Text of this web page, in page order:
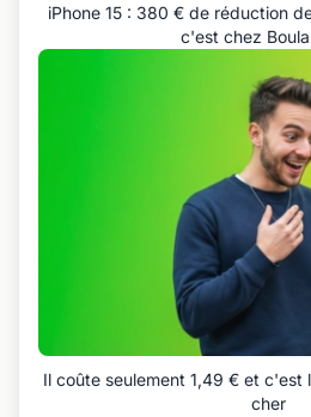
iPhone 15 : 380 € de réduction
c'est chez
Il coûte seulement 1,49 € et c'est
cher